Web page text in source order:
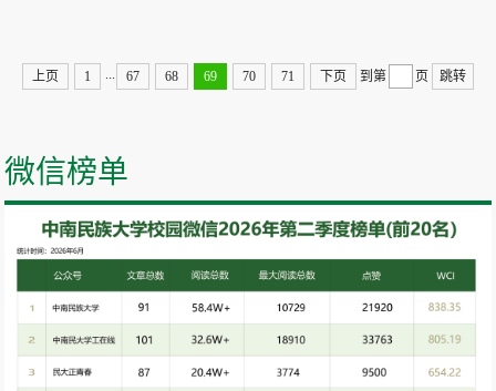
上页 1 ... 67 68 69 70 71 下页 到第 页 跳转
微信榜单